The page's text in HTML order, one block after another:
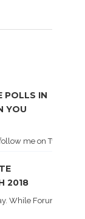
POLLS IN
YOU
me on Twitter .
2018
While Forum did